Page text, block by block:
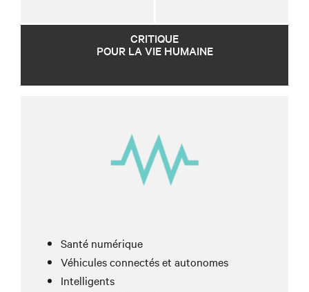
CRITIQUE
POUR LA VIE HUMAINE
Santé numérique
Véhicules connectés et autonomes
Intelligents